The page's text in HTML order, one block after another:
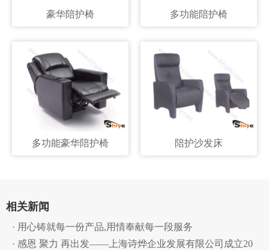
豪华陪护椅 多功能陪护椅
多功能豪华陪护椅 陪护沙发床
相关新闻
· 用心铸就每一份产品,用情奉献每一段服务
· 感恩 聚力 再出发——上海诗烨企业发展有限公司成立20